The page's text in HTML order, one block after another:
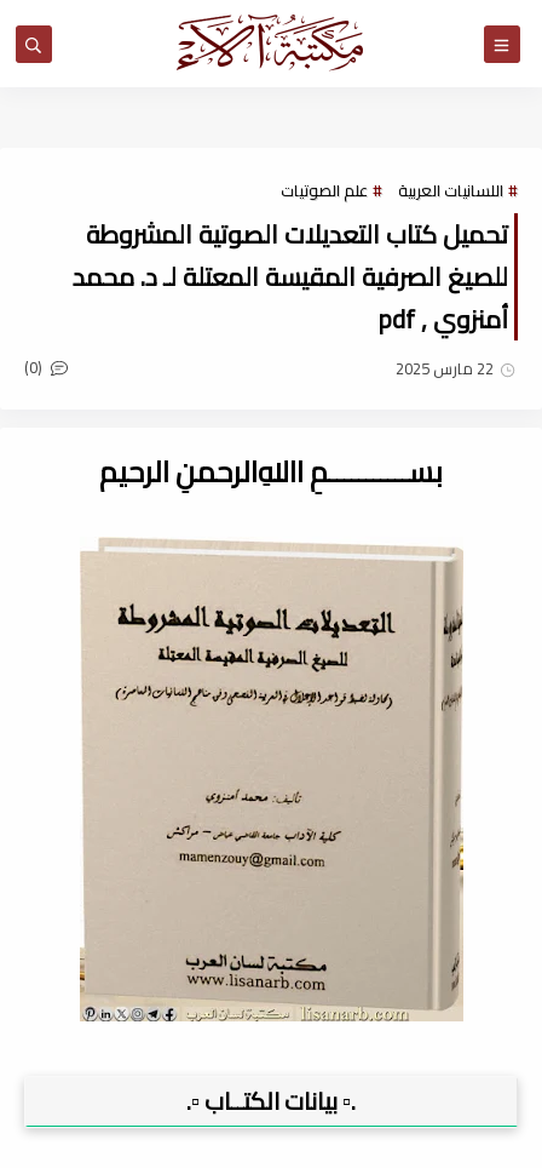
اللسانيات العربية علم الصوتيات
تحميل كتاب التعديلات الصوتية المشروطة
للصيغ الصرفية المقيسة المعتلة لـ د. محمد
أمنزوي , pdf
22 مارس 2025 (0)
بســـــــــــمِ اﷲِالرحمنِ الرحيم
.▫️ بيانات الكتــاب ▫️.